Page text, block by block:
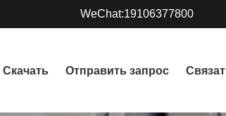
WeChat:19106377800
Скачать Отправить запрос